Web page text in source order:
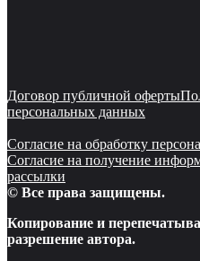
Договор публичной оферты
персональных данных
Согласие на обработку
Согласие на получение
рассылки
© Все права защищены.
Копирование и
разрешение автора.